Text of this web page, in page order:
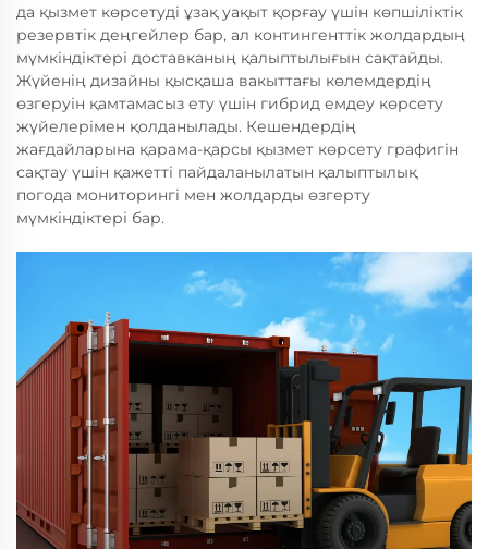
да қызмет көрсетуді ұзақ уақыт қорғау үшін көпшіліктік
резервтік деңгейлер бар, ал контингенттік жолдардың
мүмкіндіктері доставканың қалыптылығын сақтайды.
Жүйенің дизайны қысқаша вакыттағы көлемдердің
өзгеруін қамтамасыз ету үшін гибрид емдеу көрсету
жүйелерімен қолданылады. Кешендердің
жағдайларына қарама-қарсы қызмет көрсету графигін
сақтау үшін қажетті пайдаланылатын қалыптылық
погода мониторингі мен жолдарды өзгерту
мүмкіндіктері бар.